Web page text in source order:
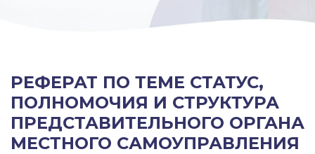
РЕФЕРАТ ПО ТЕМЕ СТАТУС,
ПОЛНОМОЧИЯ И СТРУКТУРА
ПРЕДСТАВИТЕЛЬНОГО ОРГАНА
МЕСТНОГО САМОУПРАВЛЕНИЯ